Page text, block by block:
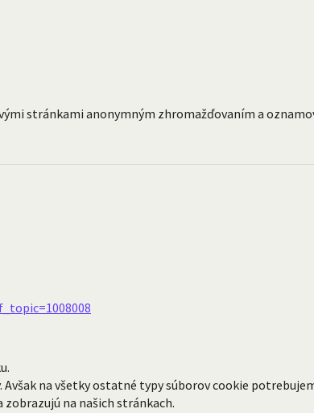
stránkami anonymným zhromažďovaním a
na všetky ostatné typy súborov cookie
na našich stránkach.